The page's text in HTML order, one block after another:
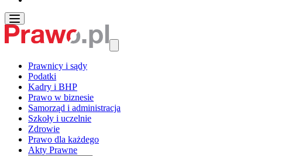
Prawnicy i sądy
Podatki
Kadry i BHP
Prawo w biznesie
Samorząd i administracja
Szkoły i uczelnie
Zdrowie
Prawo dla każdego
Akty Prawne